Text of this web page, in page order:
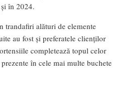
în 2024.
trandafiri alături de elemente
au fost și preferatele clienților
completează topul celor
în cele mai multe buchete